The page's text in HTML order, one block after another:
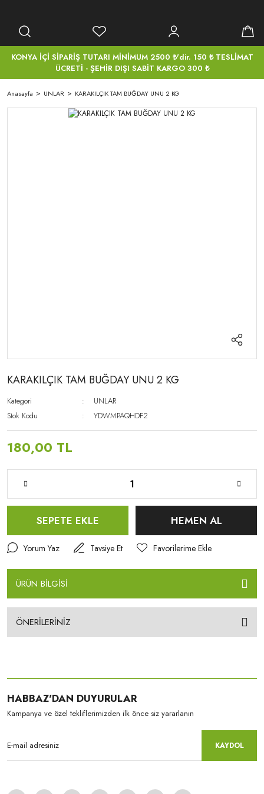
KONYA İÇİ SİPARİŞ TUTARI MİNİMUM 2500 ₺'dir. 150 ₺ TESLİMAT
ÜCRETİ - ŞEHİR DIŞI SABİT KARGO 300 ₺
Anasayfa UNLAR KARAKILÇIK TAM BUĞDAY UNU 2 KG
KARAKILÇIK TAM BUĞDAY UNU 2 KG
Kategori
UNLAR
Stok Kodu
YDWMPAQHDF2
180,00 TL
SEPETE EKLE HEMEN AL
Yorum Yaz Tavsiye Et
ÜRÜN BİLGİSİ
ÖNERİLERİNİZ
HABBAZ'DAN DUYURULAR
Kampanya ve özel tekliflerimizden ilk önce siz yararlanın
KAYDOL